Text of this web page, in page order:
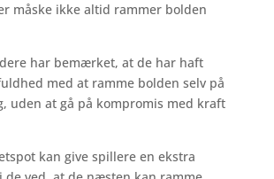
måske ikke altid rammer bolden
har bemærket, at de har haft
med at ramme bolden selv på
uden at gå på kompromis med kraft
kan give spillere en ekstra